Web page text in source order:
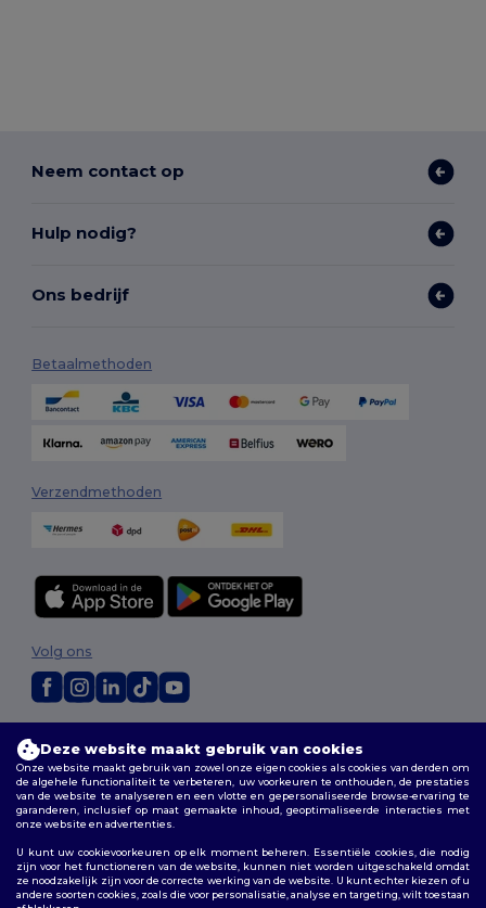
Neem contact op
Hulp nodig?
Ons bedrijf
Betaalmethoden
Verzendmethoden
Algemene voorwaarden|Aanpassingsbeleid|Privacybeleid
Cookiebeleid|Sitemap
Volg ons
Bruxelles |Anvers |Mortsel
Deze website maakt gebruik van cookies
Onze website maakt gebruik van zowel onze eigen cookies als cookies van derden om
de algehele functionaliteit te verbeteren, uw voorkeuren te onthouden, de prestaties
van de website te analyseren en een vlotte en gepersonaliseerde browse-ervaring te
garanderen, inclusief op maat gemaakte inhoud, geoptimaliseerde interacties met
onze website en advertenties.
U kunt uw cookievoorkeuren op elk moment beheren. Essentiële cookies, die nodig
zijn voor het functioneren van de website, kunnen niet worden uitgeschakeld omdat
ze noodzakelijk zijn voor de correcte werking van de website. U kunt echter kiezen of u
andere soorten cookies, zoals die voor personalisatie, analyse en targeting, wilt toestaan